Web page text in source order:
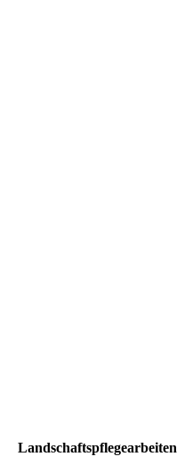
Landschaftspflegearbeiten